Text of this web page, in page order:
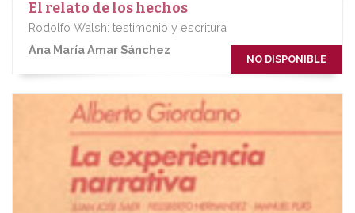
NO DISPONIBLE
El relato de los hechos
Rodolfo Walsh: testimonio y escritura
Ana María Amar Sánchez